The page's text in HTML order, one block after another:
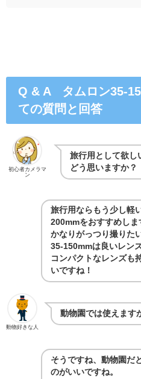
Q & A タムロン35-
ての質問と回答
初心者カメラマ
ン
旅行用として欲し
どう思いますか？
旅行用ならもう少し軽
200mmをおすすめしま
かなりがっつり撮りた
35-150mmは良いレン
コンパクトなレンズも
いですね！
動物好きな人
動物園では使えます
そうですね、動物園だ
のがいいですね。